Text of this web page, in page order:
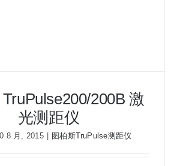
200B 激
光测距仪
8 月, 2015 图柏斯TruPulse测距仪